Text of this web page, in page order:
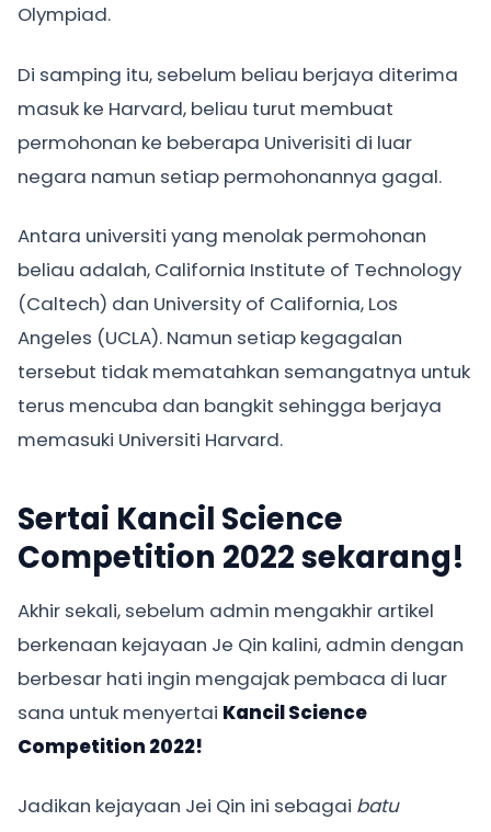
Olympiad.
Di samping itu, sebelum beliau berjaya diterima
masuk ke Harvard, beliau turut membuat
permohonan ke beberapa Univerisiti di luar
negara namun setiap permohonannya gagal.
Antara universiti yang menolak permohonan
beliau adalah, California Institute of Technology
(Caltech) dan University of California, Los
Angeles (UCLA). Namun setiap kegagalan
tersebut tidak mematahkan semangatnya untuk
terus mencuba dan bangkit sehingga berjaya
memasuki Universiti Harvard.
Sertai Kancil Science
Competition 2022 sekarang!
Akhir sekali, sebelum admin mengakhir artikel
berkenaan kejayaan Je Qin kalini, admin dengan
berbesar hati ingin mengajak pembaca di luar
sana untuk menyertai Kancil Science
Competition 2022!
Jadikan kejayaan Jei Qin ini sebagai batu